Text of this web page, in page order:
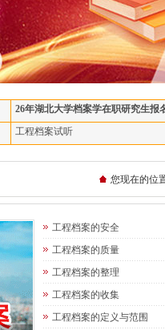
26年湖北大学档案学在职研究生报
工程档案试听
您现在的位
工程档案的安全
工程档案的质量
工程档案的整理
工程档案的收集
工程档案的定义与范围